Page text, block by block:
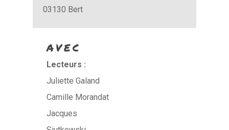
03130 Bert
AVEC
Lecteurs :
Juliette Galand
Camille Morandat
Jacques